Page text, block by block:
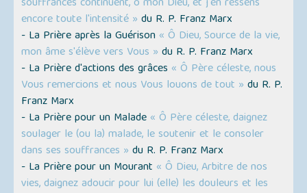
encore toute l'intensité » du R. P. Franz Marx
- La Prière après la Guérison « Ô Dieu, Source de la vie,
mon âme s'élève vers Vous » du R. P. Franz Marx
- La Prière d'actions des grâces « Ô Père céleste, nous
Vous remercions et nous Vous louons de tout » du R. P.
Franz Marx
- La Prière pour un Malade « Ô Père céleste, daignez
soulager le (ou la) malade, le soutenir et le consoler
dans ses souffrances » du R. P. Franz Marx
- La Prière pour un Mourant « Ô Dieu, Arbitre de nos
vies, daignez adoucir pour lui (elle) les douleurs et les